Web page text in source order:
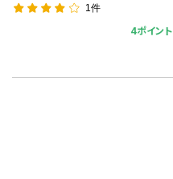
1件
4ポイント